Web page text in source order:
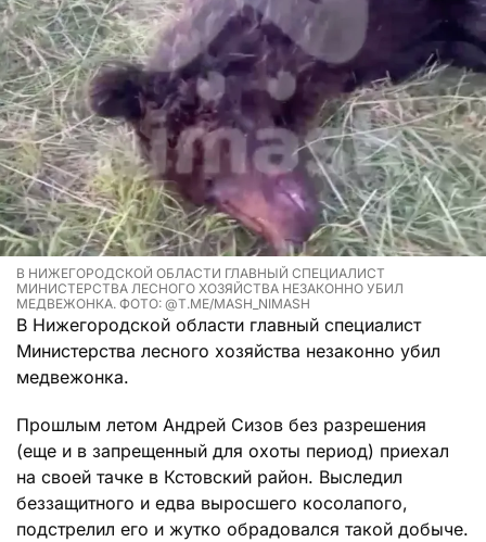
В НИЖЕГОРОДСКОЙ ОБЛАСТИ ГЛАВНЫЙ СПЕЦИАЛИСТ
МИНИСТЕРСТВА ЛЕСНОГО ХОЗЯЙСТВА НЕЗАКОННО УБИЛ
МЕДВЕЖОНКА. ФОТО: @T.ME/MASH_NIMASH
В Нижегородской области главный специалист
Министерства лесного хозяйства незаконно убил
медвежонка.
Прошлым летом Андрей Сизов без разрешения
(еще и в запрещенный для охоты период) приехал
на своей тачке в Кстовский район. Выследил
беззащитного и едва выросшего косолапого,
подстрелил его и жутко обрадовался такой добыче.